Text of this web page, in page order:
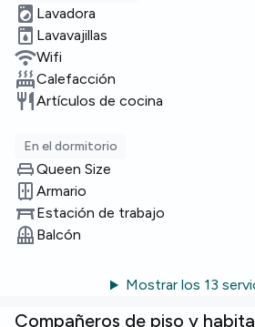
Lavadora
Lavavajillas
Wifi
Calefacción
Artículos de cocina
En el dormitorio
Queen Size
Armario
Estación de trabajo
Balcón
Mostrar los 13
Compañeros de piso y